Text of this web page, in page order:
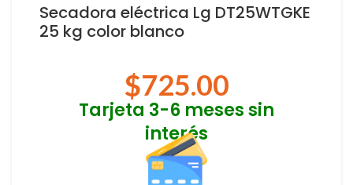
Secadora eléctrica Lg DT25WTGKE
25 kg color blanco
$725.00
Tarjeta 3-6 meses sin
interés